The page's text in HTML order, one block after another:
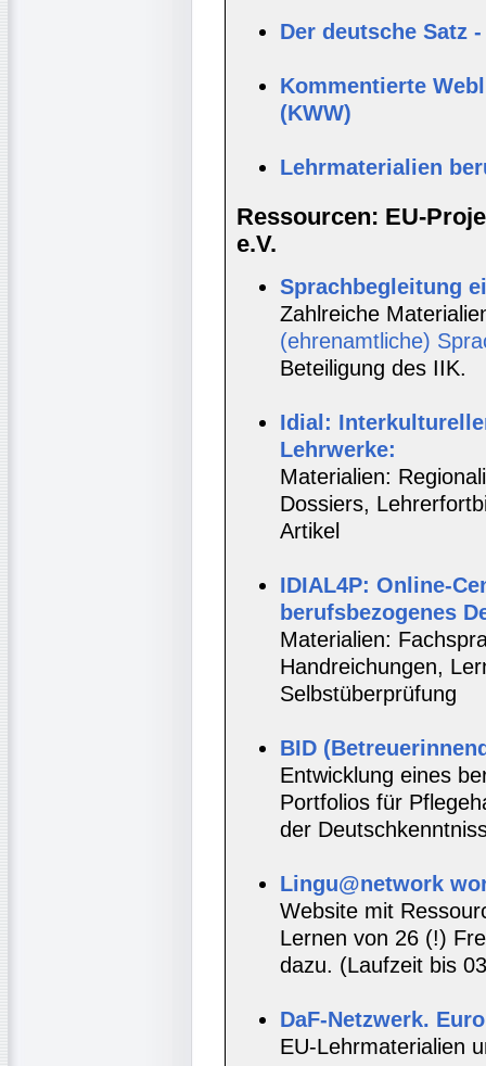
Der deutsche Satz
Kommentierte
(KWW)
Lehrmaterialien
Ressourcen: EU-
e.V.
Sprachbegleitung
Zahlreiche
(ehrenamtliche)
Beteiligung des IIK.
Idial:
Lehrwerke:
Materialien:
Dossiers,
Artikel
IDIAL4P: Online-
berufsbezogenes
Materialien:
Handreichungen,
Selbstüberprüfung
BID
Entwicklung eines
Portfolios für
der
Lingu@network
Website mit
Lernen von 26 (!)
dazu. (Laufzeit bis
DaF-Netzwerk.
EU-Lehrmaterialien